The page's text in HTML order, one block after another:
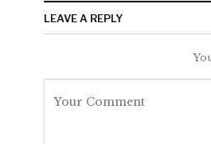
LEAVE A REPLY